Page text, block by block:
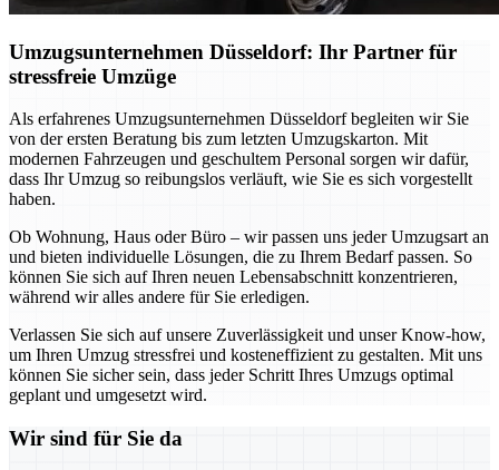
Umzugsunternehmen Düsseldorf: Ihr Partner für
stressfreie Umzüge
Als erfahrenes Umzugsunternehmen Düsseldorf begleiten wir Sie
von der ersten Beratung bis zum letzten Umzugskarton. Mit
modernen Fahrzeugen und geschultem Personal sorgen wir dafür,
dass Ihr Umzug so reibungslos verläuft, wie Sie es sich vorgestellt
haben.
Ob Wohnung, Haus oder Büro – wir passen uns jeder Umzugsart an
und bieten individuelle Lösungen, die zu Ihrem Bedarf passen. So
können Sie sich auf Ihren neuen Lebensabschnitt konzentrieren,
während wir alles andere für Sie erledigen.
Verlassen Sie sich auf unsere Zuverlässigkeit und unser Know-how,
um Ihren Umzug stressfrei und kosteneffizient zu gestalten. Mit uns
können Sie sicher sein, dass jeder Schritt Ihres Umzugs optimal
geplant und umgesetzt wird.
Wir sind für Sie da